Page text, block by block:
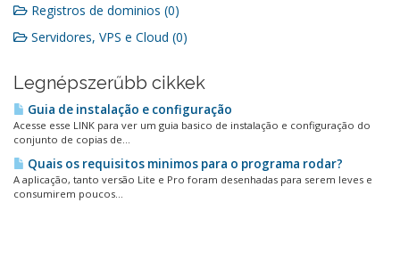
Registros de dominios (0)
Servidores, VPS e Cloud (0)
Legnépszerűbb cikkek
Guia de instalação e configuração
Acesse esse LINK para ver um guia basico de instalação e configuração do
conjunto de copias de...
Quais os requisitos minimos para o programa rodar?
A aplicação, tanto versão Lite e Pro foram desenhadas para serem leves e
consumirem poucos...